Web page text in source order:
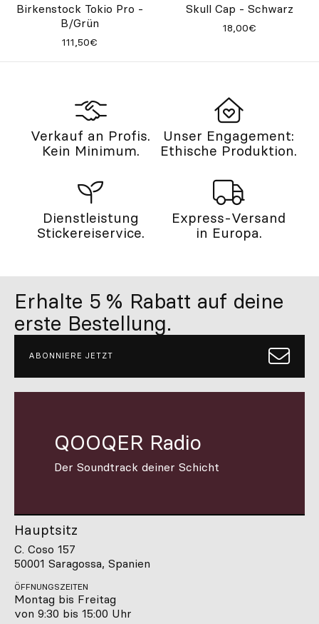
Birkenstock Tokio Pro -
B/Grün
111,50€
Skull Cap - Schwarz
18,00€
Verkauf an Profis.
Kein Minimum.
Unser Engagement:
Ethische Produktion.
Dienstleistung
Stickereiservice.
Express-Versand
in Europa.
Erhalte 5 % Rabatt auf deine
erste Bestellung.
ABONNIERE JETZT
QOOQER Radio
Der Soundtrack deiner Schicht
Hauptsitz
C. Coso 157
50001 Saragossa, Spanien
ÖFFNUNGSZEITEN
Montag bis Freitag
von 9:30 bis 15:00 Uhr